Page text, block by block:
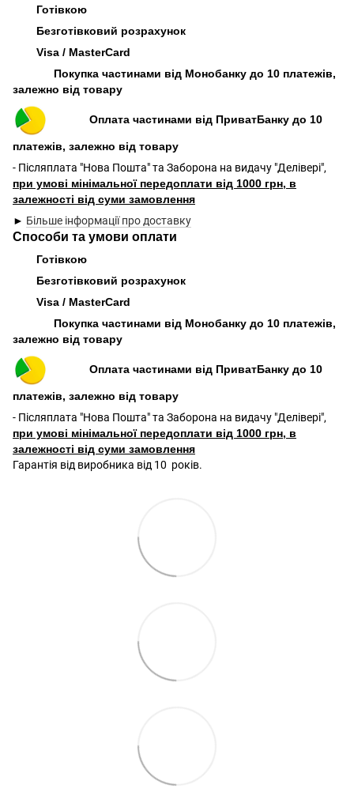
Готівкою
Безготівковий розрахунок
Visa / MasterCard
Покупка частинами від Монобанку до 10 платежів,
залежно від товару
Оплата частинами від ПриватБанку до 10
платежів, залежно від товару
- Післяплата "Нова Пошта" та Заборона на видачу "Делівері",
при умові мінімальної передоплати від 1000 грн, в
залежності від суми замовлення
► Більше інформації про доставку
Способи та умови оплати
Готівкою
Безготівковий розрахунок
Visa / MasterCard
Покупка частинами від Монобанку до 10 платежів,
залежно від товару
Оплата частинами від ПриватБанку до 10
платежів, залежно від товару
- Післяплата "Нова Пошта" та Заборона на видачу "Делівері",
при умові мінімальної передоплати від 1000 грн, в
залежності від суми замовлення
Гарантія від виробника від 10 років.